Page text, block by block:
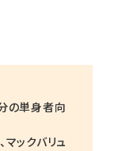
の単身者向
ックバリュ